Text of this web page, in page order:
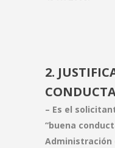
2.
– Es el
“buena
Administración